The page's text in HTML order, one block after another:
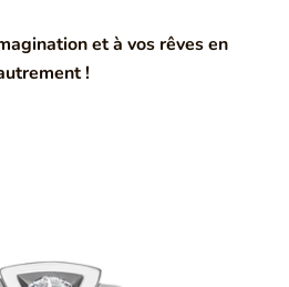
et à vos rêves en
!